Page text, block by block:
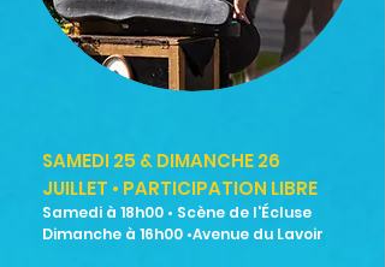
SAMEDI 25 & DIMANCHE 26
JUILLET • PARTICIPATION LIBRE
Samedi à 18h00 • Scène de l'Écluse
Dimanche à 16h00 •Avenue du Lavoir